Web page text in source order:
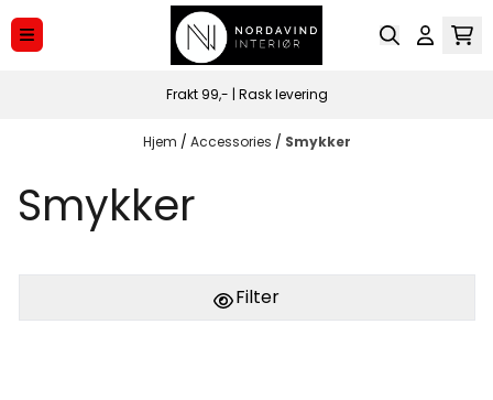
Hopp til innhold
Frakt 99,- | Rask levering
Hjem / Accessories / Smykker
Smykker
Filter